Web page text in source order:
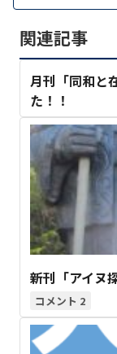
関連記事
月刊「同和と
た！！
新刊「アイヌ
2